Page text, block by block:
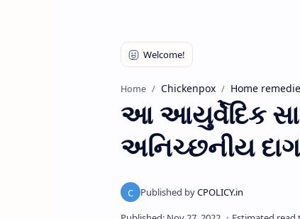
Home Chickenpox Home
આ આયુર્વેદિક
અનિચ્છનીય